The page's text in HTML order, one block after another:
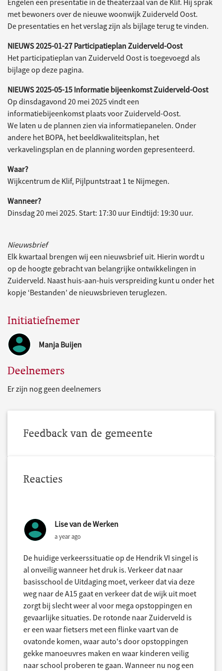
Engelen een presentatie in de theaterzaal van de Klif. Hij sprak
met bewoners over de nieuwe woonwijk Zuiderveld Oost.
De presentaties en het verslag zijn als bijlage terug te vinden.
NIEUWS 2025-01-27 Participatieplan Zuiderveld-Oost
Het participatieplan van Zuiderveld Oost is toegevoegd als
bijlage op deze pagina.
NIEUWS 2025-05-15 Informatie bijeenkomst Zuiderveld-Oost
Op dinsdagavond 20 mei 2025 vindt een
informatiebijeenkomst plaats voor Zuiderveld-Oost.
We laten u de plannen zien via informatiepanelen. Onder
andere het BOPA, het beeldkwaliteitsplan, het
verkavelingsplan en de planning worden gepresenteerd.
Waar?
Wijkcentrum de Klif, Pijlpuntstraat 1 te Nijmegen.
Wanneer?
Dinsdag 20 mei 2025. Start: 17:30 uur Eindtijd: 19:30 uur.
Nieuwsbrief
Elk kwartaal brengen wij een nieuwsbrief uit. Hierin wordt u
op de hoogte gebracht van belangrijke ontwikkelingen in
Zuiderveld. Naast huis-aan-huis verspreiding kunt u onder het
kopje ‘Bestanden’ de nieuwsbrieven teruglezen.
Initiatiefnemer
Manja Buijen
Deelnemers
Er zijn nog geen deelnemers
Feedback van de gemeente
Reacties
Lise van de Werken
a year ago
De huidige verkeerssituatie op de Hendrik VI singel is
al onveilig wanneer het druk is. Verkeer dat naar
basisschool de Uitdaging moet, verkeer dat via deze
weg naar de A15 gaat en verkeer dat de wijk uit moet
zorgt bij slecht weer al voor mega opstoppingen en
gevaarlijke situaties. De rotonde naar Zuiderveld is
er een waar fietsers met een flinke vaart van de
ovatonde komen, waar auto's door opstoppingen
gekke manoeuvres maken en waar kinderen veilig
naar school proberen te gaan. Wanneer nu nog een